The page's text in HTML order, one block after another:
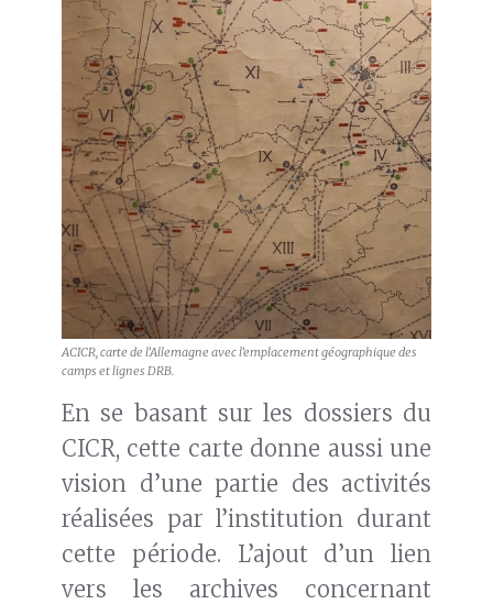
ACICR, carte de l’Allemagne avec l’emplacement géographique des
camps et lignes DRB.
En se basant sur les dossiers du
CICR, cette carte donne aussi une
vision d’une partie des activités
réalisées par l’institution durant
cette période. L’ajout d’un lien
vers les archives concernant